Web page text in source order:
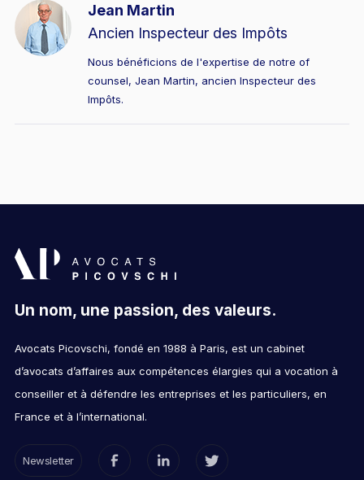
Jean Martin
Ancien Inspecteur des Impôts
Nous bénéficions de l'expertise de notre of
counsel, Jean Martin, ancien Inspecteur des
Impôts.
Un nom, une passion, des valeurs.
Avocats Picovschi, fondé en 1988 à Paris, est un cabinet
d’avocats d’affaires aux compétences élargies qui a vocation à
conseiller et à défendre les entreprises et les particuliers, en
France et à l’international.
Newsletter